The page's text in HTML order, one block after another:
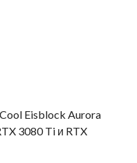
Eisblock Aurora
3080 Ti и RTX